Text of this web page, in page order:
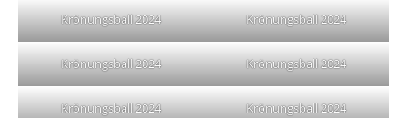
Krönungsball 2024 Krönungsball 2024
Krönungsball 2024 Krönungsball 2024
Krönungsball 2024 Krönungsball 2024